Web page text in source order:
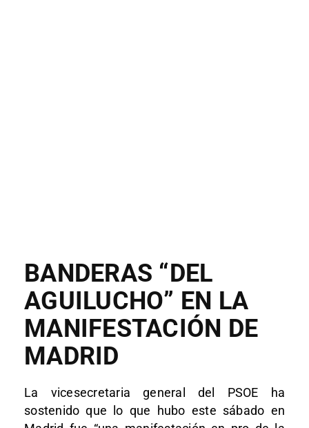
BANDERAS “DEL
AGUILUCHO” EN LA
MANIFESTACIÓN DE
MADRID
La vicesecretaria general del PSOE ha
sostenido que lo que hubo este sábado en